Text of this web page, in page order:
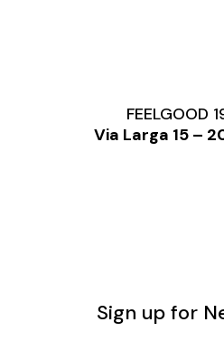
FEELGOOD
Via Larga 15 –
Sign up for